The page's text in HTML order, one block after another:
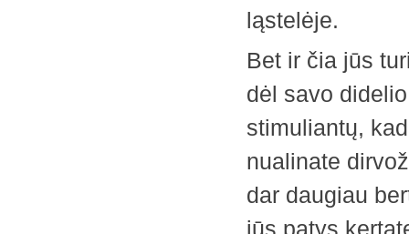
ląstelėje.
Bet ir čia jūs
dėl savo
stimuliantų,
nualinate
dar daugiau
jūs patys